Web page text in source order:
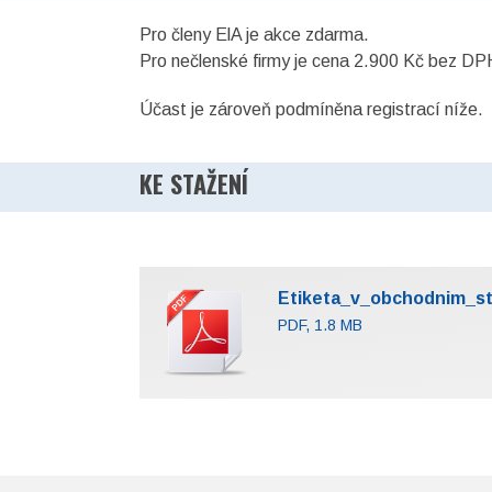
Pro členy ElA je akce zdarma.
Pro nečlenské firmy je cena 2.900 Kč bez
Účast je zároveň podmíněna registrací níže.
KE STAŽENÍ
PDF, 1.8 MB